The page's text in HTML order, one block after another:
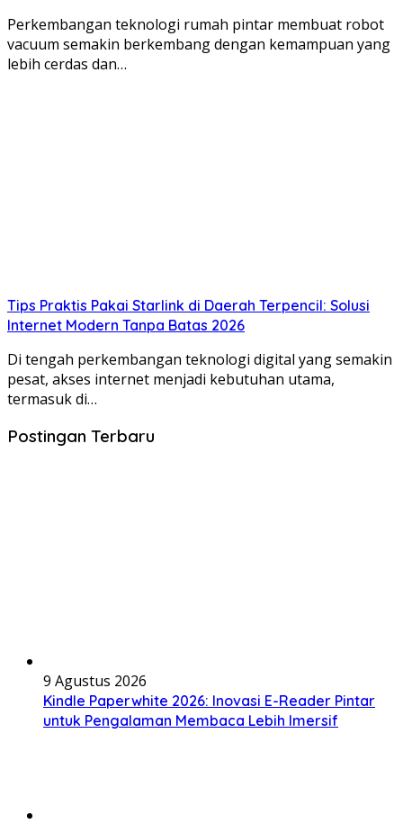
Perkembangan teknologi rumah pintar membuat robot
vacuum semakin berkembang dengan kemampuan yang
lebih cerdas dan…
Tips Praktis Pakai Starlink di Daerah Terpencil: Solusi
Internet Modern Tanpa Batas 2026
Di tengah perkembangan teknologi digital yang semakin
pesat, akses internet menjadi kebutuhan utama,
termasuk di…
Postingan Terbaru
9 Agustus 2026
Kindle Paperwhite 2026: Inovasi E-Reader Pintar
untuk Pengalaman Membaca Lebih Imersif